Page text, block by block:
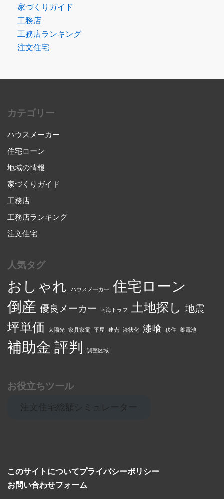
家づくりガイド
工務店
工務店ランキング
注文住宅
カテゴリー
ハウスメーカー
住宅ローン
地域の情報
家づくりガイド
工務店
工務店ランキング
注文住宅
人気タグ
おしゃれ ハウスメーカー
住宅ローン
倒産 優良メーカー 南海トラフ 土地探し 地震
坪単価 太陽光 家具家電 平屋 建売 液状化 漆喰 移住 蓄電池
補助金 評判 調整区域
お役立ちツール
注文住宅総額シミュレーター
このサイトについてプライバシーポリシー
お問い合わせフォーム